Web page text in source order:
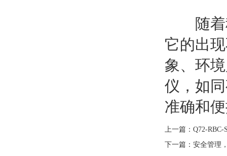
随着科
它的出
象、环
仪，如
准确和
上一篇： Q72-
下一篇： 安全管理